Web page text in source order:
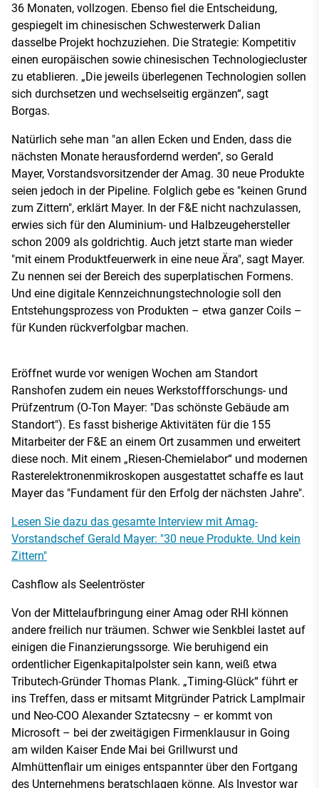
36 Monaten, vollzogen. Ebenso fiel die Entscheidung,
gespiegelt im chinesischen Schwesterwerk Dalian
dasselbe Projekt hochzuziehen. Die Strategie: Kompetitiv
einen europäischen sowie chinesischen Technologiecluster
zu etablieren. „Die jeweils überlegenen Technologien sollen
sich durchsetzen und wechselseitig ergänzen“, sagt
Borgas.
Natürlich sehe man "an allen Ecken und Enden, dass die
nächsten Monate herausfordernd werden", so Gerald
Mayer, Vorstandsvorsitzender der Amag. 30 neue Produkte
seien jedoch in der Pipeline. Folglich gebe es "keinen Grund
zum Zittern", erklärt Mayer. In der F&E nicht nachzulassen,
erwies sich für den Aluminium- und Halbzeugehersteller
schon 2009 als goldrichtig. Auch jetzt starte man wieder
"mit einem Produktfeuerwerk in eine neue Ära", sagt Mayer.
Zu nennen sei der Bereich des superplatischen Formens.
Und eine digitale Kennzeichnungstechnologie soll den
Entstehungsprozess von Produkten – etwa ganzer Coils –
für Kunden rückverfolgbar machen.
Eröffnet wurde vor wenigen Wochen am Standort
Ranshofen zudem ein neues Werkstoffforschungs- und
Prüfzentrum (O-Ton Mayer: "Das schönste Gebäude am
Standort"). Es fasst bisherige Aktivitäten für die 155
Mitarbeiter der F&E an einem Ort zusammen und erweitert
diese noch. Mit einem „Riesen-Chemielabor“ und modernen
Rasterelektronenmikroskopen ausgestattet schaffe es laut
Mayer das "Fundament für den Erfolg der nächsten Jahre".
Lesen Sie dazu das gesamte Interview mit Amag-
Vorstandschef Gerald Mayer: "30 neue Produkte. Und kein
Zittern"
Cashflow als Seelentröster
Von der Mittelaufbringung einer Amag oder RHI können
andere freilich nur träumen. Schwer wie Senkblei lastet auf
einigen die Finanzierungssorge. Wie beruhigend ein
ordentlicher Eigenkapitalpolster sein kann, weiß etwa
Tributech-Gründer Thomas Plank. „Timing-Glück“ führt er
ins Treffen, dass er mitsamt Mitgründer Patrick Lamplmair
und Neo-COO Alexander Sztatecsny – er kommt von
Microsoft – bei der zweitägigen Firmenklausur in Going
am wilden Kaiser Ende Mai bei Grillwurst und
Almhüttenflair um einiges entspannter über den Fortgang
des Unternehmens beratschlagen könne. Als Investor war